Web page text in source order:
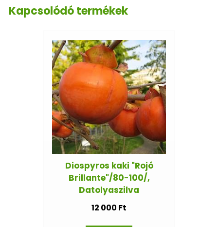
Kapcsolódó termékek
Diospyros kaki "Rojó
Brillante"/80-100/,
Datolyaszilva
12 000 Ft